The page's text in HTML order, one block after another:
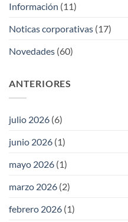
Información (11)
Noticas corporativas (17)
Novedades (60)
ANTERIORES
julio 2026 (6)
junio 2026 (1)
mayo 2026 (1)
marzo 2026 (2)
febrero 2026 (1)